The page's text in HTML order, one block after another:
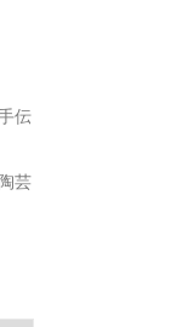
伝
芸